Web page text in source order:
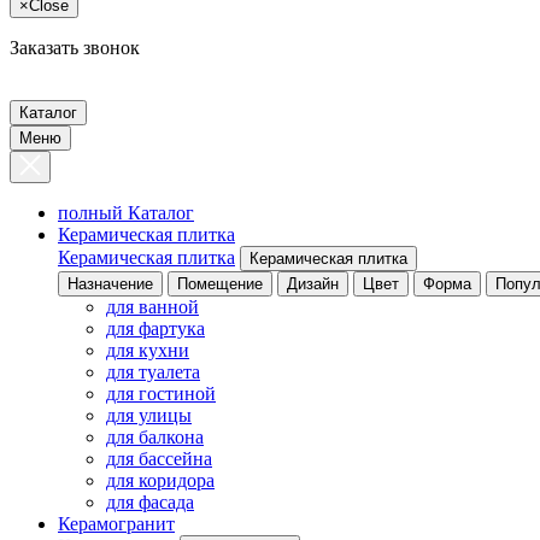
×Close
Заказать звонок
Каталог
Меню
полный Каталог
Керамическая плитка
Керамическая плитка
Керамическая плитка
Назначение
Помещение Дизайн Цвет Форма
для ванной
для фартука
для кухни
для туалета
для гостиной
для улицы
для балкона
для бассейна
для коридора
для фасада
Керамогранит